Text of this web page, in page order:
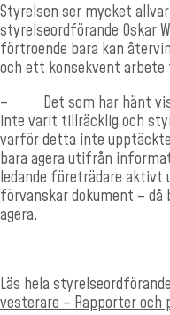
Styrelsen ser mycket
styrelseordförande Oskar
förtroende bara kan
och ett konsekvent
–
Det som har hänt
inte varit tillräcklig och
varför detta inte
bara agera utifrån
ledande företrädare aktivt
förvanskar dokument –
agera.
Läs hela
vesterare – Rapporter